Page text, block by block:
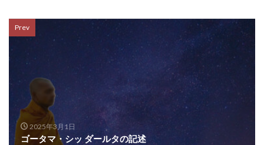
Prev
2025年3月1日
ゴータマ・シッ ダールタの記述